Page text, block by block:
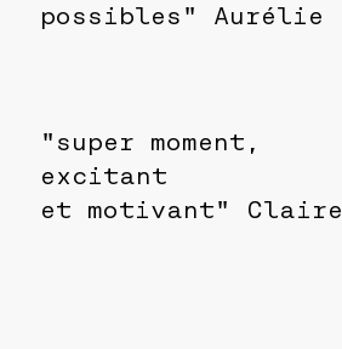
possibles" Aurélie
"super moment,
excitant
et motivant" Claire